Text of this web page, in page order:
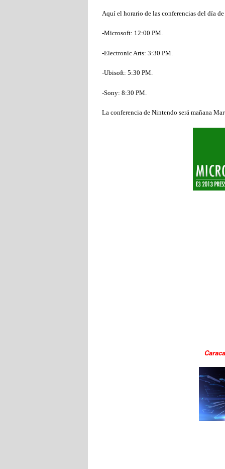
Aquí el horario de las conferencias del día
-Microsoft: 12:00 PM.
-Electronic Arts: 3:30 PM.
-Ubisoft: 5:30 PM.
-Sony: 8:30 PM.
La conferencia de Nintendo será mañana